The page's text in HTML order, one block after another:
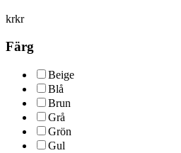
krkr
Färg
Beige
Blå
Brun
Grå
Grön
Gul